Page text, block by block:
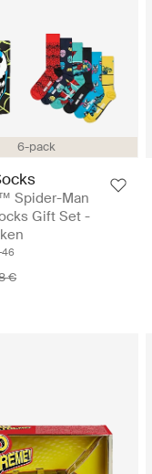
6-pack
Spider-Man
Gift Set -
46
€